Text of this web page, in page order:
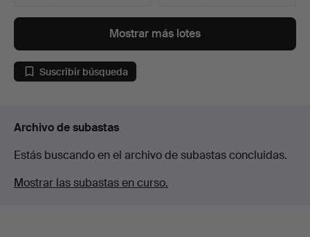
Mostrar más lotes
Suscribir búsqueda
Archivo de subastas
Estás buscando en el archivo de subastas concluidas.
Mostrar las subastas en curso.